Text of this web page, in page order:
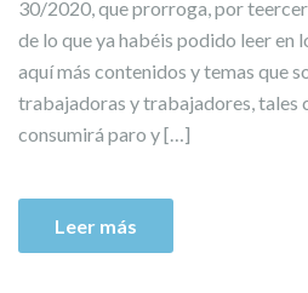
30/2020, que prorroga, por
de lo que ya habéis podido leer en
aquí más contenidos y temas que
trabajadoras y trabajadores, tales
consumirá paro y […]
Leer más